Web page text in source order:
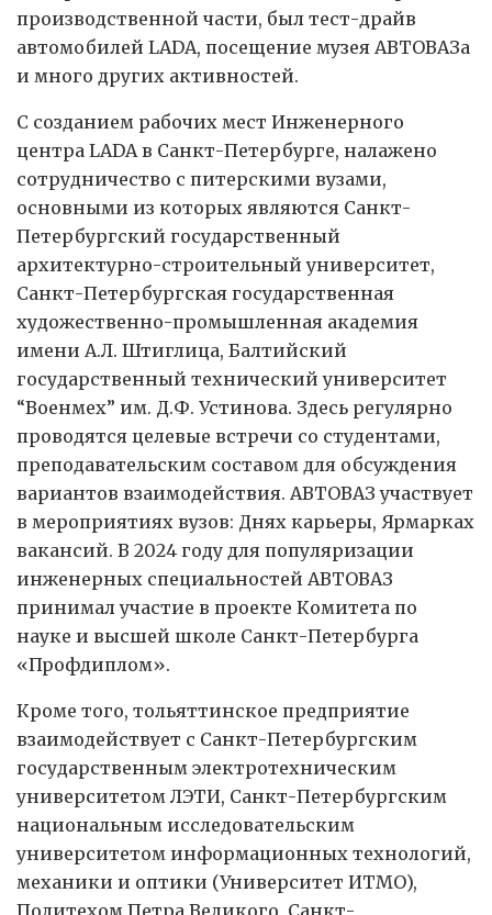
производственной части, был тест-драйв
автомобилей LADA, посещение музея АВТОВАЗа
и много других активностей.
С созданием рабочих мест Инженерного
центра LADA в Санкт-Петербурге, налажено
сотрудничество с питерскими вузами,
основными из которых являются Санкт-
Петербургский государственный
архитектурно-строительный университет,
Санкт-Петербургская государственная
художественно-промышленная академия
имени А.Л. Штиглица, Балтийский
государственный технический университет
“Военмех” им. Д.Ф. Устинова. Здесь регулярно
проводятся целевые встречи со студентами,
преподавательским составом для обсуждения
вариантов взаимодействия. АВТОВАЗ участвует
в мероприятиях вузов: Днях карьеры, Ярмарках
вакансий. В 2024 году для популяризации
инженерных специальностей АВТОВАЗ
принимал участие в проекте Комитета по
науке и высшей школе Санкт-Петербурга
«Профдиплом».
Кроме того, тольяттинское предприятие
взаимодействует с Санкт-Петербургским
государственным электротехническим
университетом ЛЭТИ, Санкт-Петербургским
национальным исследовательским
университетом информационных технологий,
механики и оптики (Университет ИТМО),
Политехом Петра Великого, Санкт-